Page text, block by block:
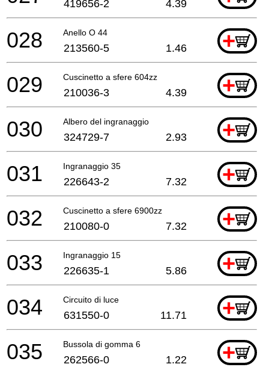
419656-2 4.39
Anello O 44 +
028 213560-5 1.46
Cuscinetto a sfere 604zz +
029 210036-3 4.39
Albero del ingranaggio +
030 324729-7 2.93
Ingranaggio 35 +
031 226643-2 7.32
Cuscinetto a sfere 6900zz +
032 210080-0 7.32
Ingranaggio 15 +
033 226635-1 5.86
Circuito di luce +
034 631550-0 11.71
Bussola di gomma 6 +
035 262566-0 1.22